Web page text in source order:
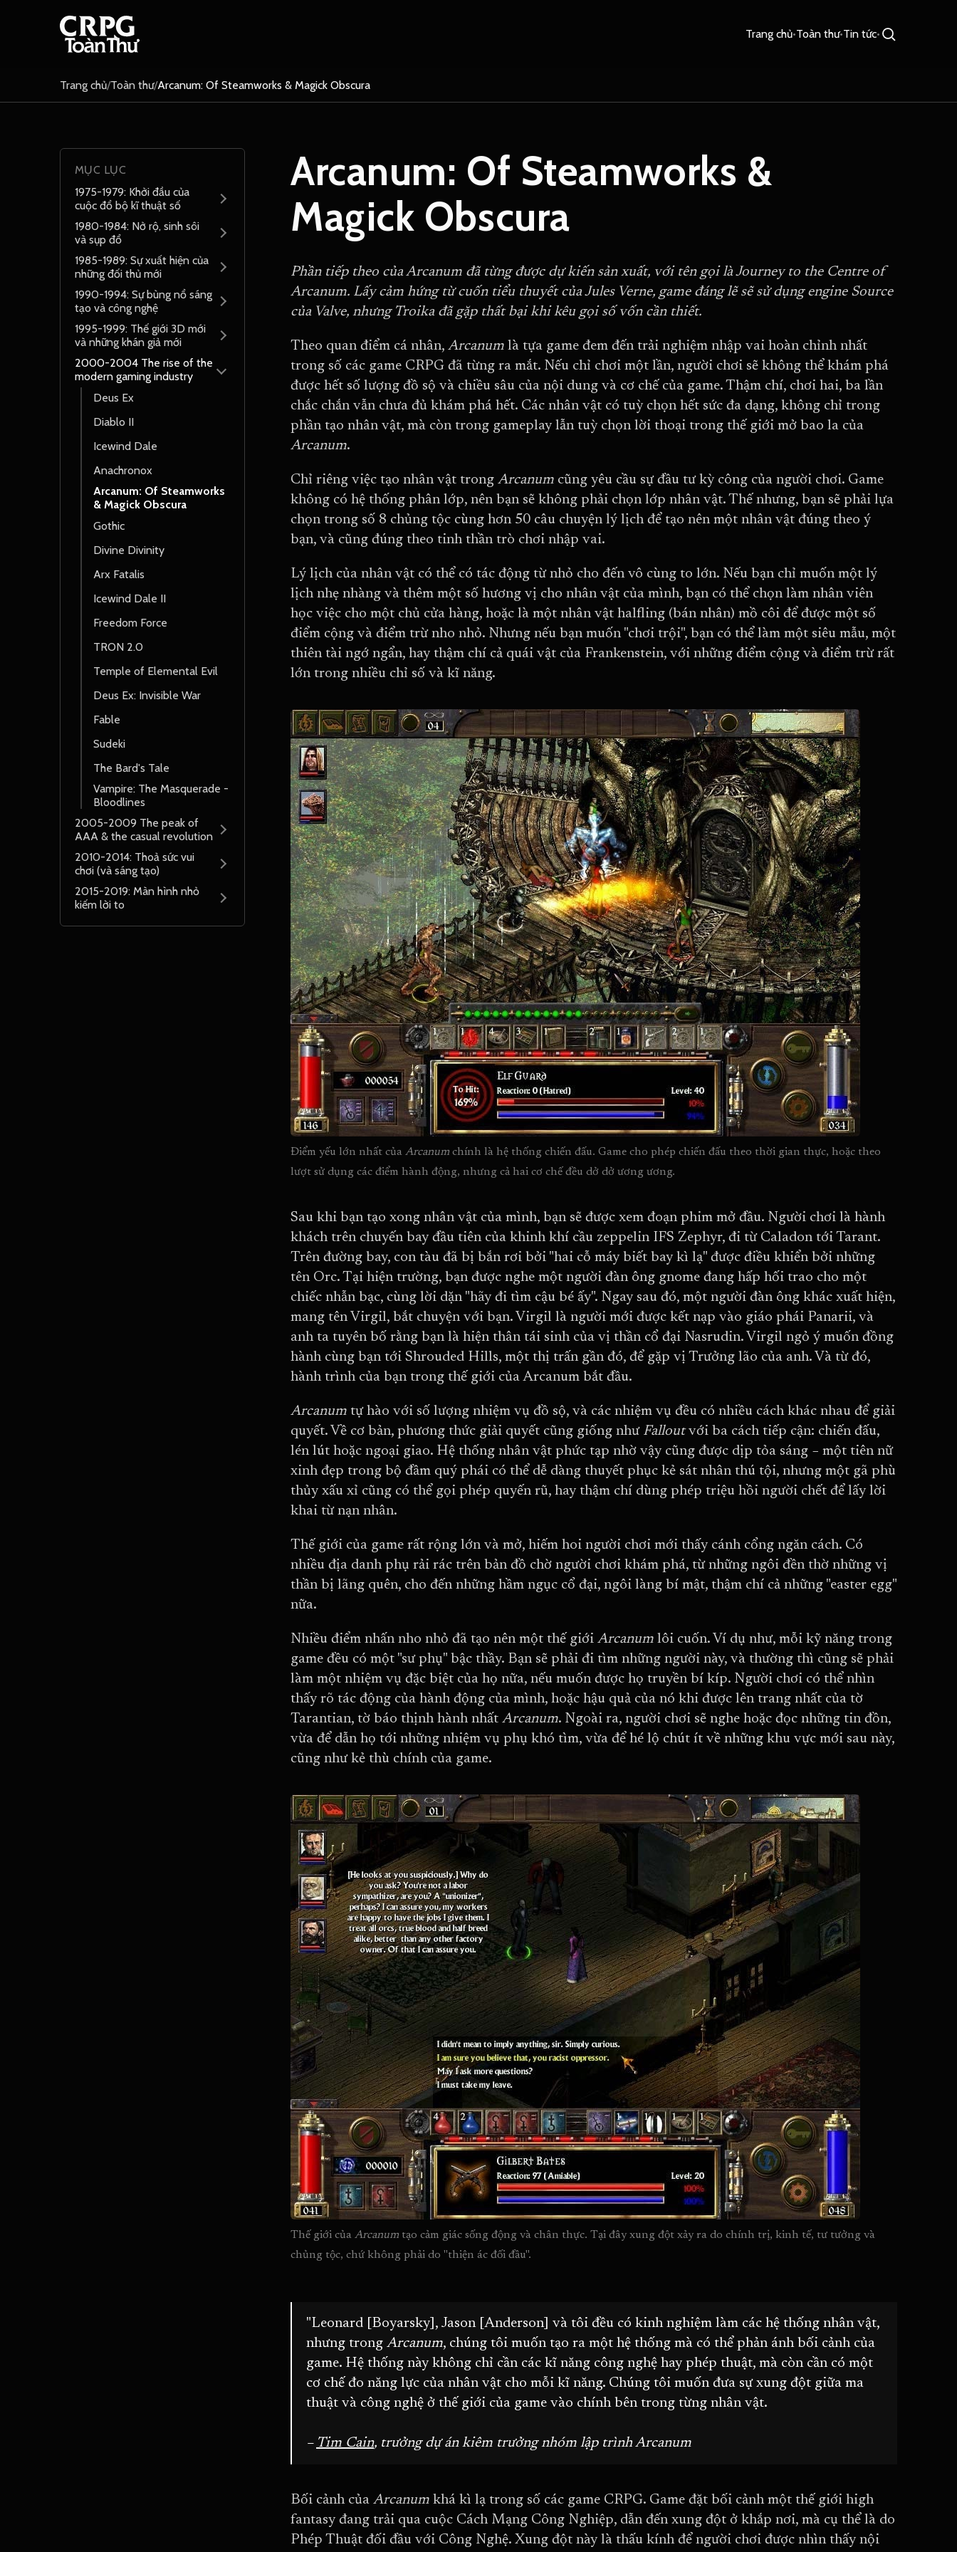
Trang chủ•Toàn thư•Tin tức•
Trang chủ/Toàn thư/Arcanum: Of Steamworks & Magick Obscura
MỤC LỤC
1975-1979: Khởi đầu của
cuộc đổ bộ kĩ thuật số
1980-1984: Nở rộ, sinh sôi
và sụp đổ
1985-1989: Sự xuất hiện của
những đối thủ mới
1990-1994: Sự bùng nổ sáng
tạo và công nghệ
1995-1999: Thế giới 3D mới
và những khán giả mới
2000-2004 The rise of the
modern gaming industry
Deus Ex
Diablo II
Icewind Dale
Anachronox
Arcanum: Of Steamworks
& Magick Obscura
Gothic
Divine Divinity
Arx Fatalis
Icewind Dale II
Freedom Force
TRON 2.0
Temple of Elemental Evil
Deus Ex: Invisible War
Fable
Sudeki
The Bard's Tale
Vampire: The Masquerade -
Bloodlines
2005-2009 The peak of
AAA & the casual revolution
2010-2014: Thoả sức vui
chơi (và sáng tạo)
2015-2019: Màn hình nhỏ
kiếm lời to
Arcanum: Of Steamworks &
Magick Obscura
Phần tiếp theo của Arcanum đã từng được dự kiến sản xuất, với tên gọi là Journey to the Centre of
Arcanum. Lấy cảm hứng từ cuốn tiểu thuyết của Jules Verne, game đáng lẽ sẽ sử dụng engine Source
của Valve, nhưng Troika đã gặp thất bại khi kêu gọi số vốn cần thiết.
Theo quan điểm cá nhân, Arcanum là tựa game đem đến trải nghiệm nhập vai hoàn chỉnh nhất
trong số các game CRPG đã từng ra mắt. Nếu chỉ chơi một lần, người chơi sẽ không thể khám phá
được hết số lượng đồ sộ và chiều sâu của nội dung và cơ chế của game. Thậm chí, chơi hai, ba lần
chắc chắn vẫn chưa đủ khám phá hết. Các nhân vật có tuỳ chọn hết sức đa dạng, không chỉ trong
phần tạo nhân vật, mà còn trong gameplay lẫn tuỳ chọn lời thoại trong thế giới mở bao la của
Arcanum.
Chỉ riêng việc tạo nhân vật trong Arcanum cũng yêu cầu sự đầu tư kỳ công của người chơi. Game
không có hệ thống phân lớp, nên bạn sẽ không phải chọn lớp nhân vật. Thế nhưng, bạn sẽ phải lựa
chọn trong số 8 chủng tộc cùng hơn 50 câu chuyện lý lịch để tạo nên một nhân vật đúng theo ý
bạn, và cũng đúng theo tinh thần trò chơi nhập vai.
Lý lịch của nhân vật có thể có tác động từ nhỏ cho đến vô cùng to lớn. Nếu bạn chỉ muốn một lý
lịch nhẹ nhàng và thêm một số hương vị cho nhân vật của mình, bạn có thể chọn làm nhân viên
học việc cho một chủ cửa hàng, hoặc là một nhân vật halfling (bán nhân) mồ côi để được một số
điểm cộng và điểm trừ nho nhỏ. Nhưng nếu bạn muốn "chơi trội", bạn có thể làm một siêu mẫu, một
thiên tài ngớ ngẩn, hay thậm chí cả quái vật của Frankenstein, với những điểm cộng và điểm trừ rất
lớn trong nhiều chỉ số và kĩ năng.
Điểm yếu lớn nhất của Arcanum chính là hệ thống chiến đấu. Game cho phép chiến đấu theo thời gian thực, hoặc theo
lượt sử dụng các điểm hành động, nhưng cả hai cơ chế đều dở dở ương ương.
Sau khi bạn tạo xong nhân vật của mình, bạn sẽ được xem đoạn phim mở đầu. Người chơi là hành
khách trên chuyến bay đầu tiên của khinh khí cầu zeppelin IFS Zephyr, đi từ Caladon tới Tarant.
Trên đường bay, con tàu đã bị bắn rơi bởi "hai cỗ máy biết bay kì lạ" được điều khiển bởi những
tên Orc. Tại hiện trường, bạn được nghe một người đàn ông gnome đang hấp hối trao cho một
chiếc nhẫn bạc, cùng lời dặn "hãy đi tìm cậu bé ấy". Ngay sau đó, một người đàn ông khác xuất hiện,
mang tên Virgil, bắt chuyện với bạn. Virgil là người mới được kết nạp vào giáo phái Panarii, và
anh ta tuyên bố rằng bạn là hiện thân tái sinh của vị thần cổ đại Nasrudin. Virgil ngỏ ý muốn đồng
hành cùng bạn tới Shrouded Hills, một thị trấn gần đó, để gặp vị Trưởng lão của anh. Và từ đó,
hành trình của bạn trong thế giới của Arcanum bắt đầu.
Arcanum tự hào với số lượng nhiệm vụ đồ sộ, và các nhiệm vụ đều có nhiều cách khác nhau để giải
quyết. Về cơ bản, phương thức giải quyết cũng giống như Falloutvới ba cách tiếp cận: chiến đấu,
lén lút hoặc ngoại giao. Hệ thống nhân vật phức tạp nhờ vậy cũng được dịp tỏa sáng − một tiên nữ
xinh đẹp trong bộ đầm quý phái có thể dễ dàng thuyết phục kẻ sát nhân thú tội, nhưng một gã phù
thủy xấu xỉ cũng có thể gọi phép quyến rũ, hay thậm chí dùng phép triệu hồi người chết để lấy lời
khai từ nạn nhân.
Thế giới của game rất rộng lớn và mở, hiếm hoi người chơi mới thấy cánh cổng ngăn cách. Có
nhiều địa danh phụ rải rác trên bản đồ chờ người chơi khám phá, từ những ngôi đền thờ những vị
thần bị lãng quên, cho đến những hầm ngục cổ đại, ngôi làng bí mật, thậm chí cả những "easter egg"
nữa.
Nhiều điểm nhấn nho nhỏ đã tạo nên một thế giới Arcanum lôi cuốn. Ví dụ như, mỗi kỹ năng trong
game đều có một "sư phụ" bậc thầy. Bạn sẽ phải đi tìm những người này, và thường thì cũng sẽ phải
làm một nhiệm vụ đặc biệt của họ nữa, nếu muốn được họ truyền bí kíp. Người chơi có thể nhìn
thấy rõ tác động của hành động của mình, hoặc hậu quả của nó khi được lên trang nhất của tờ
Tarantian, tờ báo thịnh hành nhất Arcanum. Ngoài ra, người chơi sẽ nghe hoặc đọc những tin đồn,
vừa để dẫn họ tới những nhiệm vụ phụ khó tìm, vừa để hé lộ chút ít về những khu vực mới sau này,
cũng như kẻ thù chính của game.
Thế giới của Arcanum tạo cảm giác sống động và chân thực. Tại đây xung đột xảy ra do chính trị, kinh tế, tư tưởng và
chủng tộc, chứ không phải do "thiện ác đối đầu".
"Leonard [Boyarsky], Jason [Anderson] và tôi đều có kinh nghiệm làm các hệ thống nhân vật,
nhưng trong Arcanum, chúng tôi muốn tạo ra một hệ thống mà có thể phản ánh bối cảnh của
game. Hệ thống này không chỉ cần các kĩ năng công nghệ hay phép thuật, mà còn cần có một
cơ chế đo năng lực của nhân vật cho mỗi kĩ năng. Chúng tôi muốn đưa sự xung đột giữa ma
thuật và công nghệ ở thế giới của game vào chính bên trong từng nhân vật.
– Tim Cain, trưởng dự án kiêm trưởng nhóm lập trình Arcanum
Bối cảnh của Arcanum khá kì lạ trong số các game CRPG. Game đặt bối cảnh một thế giới high
fantasy đang trải qua cuộc Cách Mạng Công Nghiệp, dẫn đến xung đột ở khắp nơi, mà cụ thể là do
Phép Thuật đối đầu với Công Nghệ. Xung đột này là thấu kính để người chơi được nhìn thấy nội